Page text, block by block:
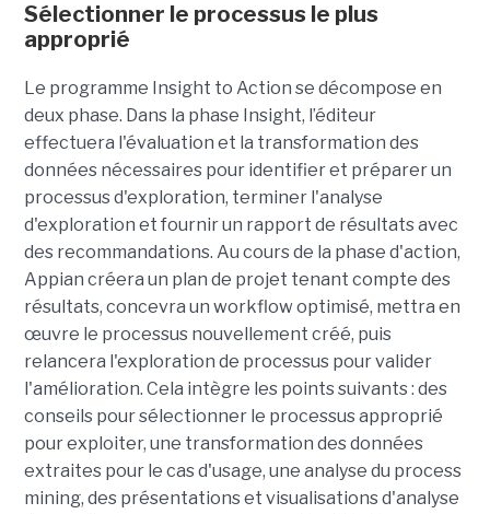
Sélectionner le processus le plus
approprié
Le programme Insight to Action se décompose en
deux phase. Dans la phase Insight, l’éditeur
effectuera l'évaluation et la transformation des
données nécessaires pour identifier et préparer un
processus d'exploration, terminer l'analyse
d'exploration et fournir un rapport de résultats avec
des recommandations. Au cours de la phase d'action,
Appian créera un plan de projet tenant compte des
résultats, concevra un workflow optimisé, mettra en
œuvre le processus nouvellement créé, puis
relancera l'exploration de processus pour valider
l'amélioration. Cela intègre les points suivants : des
conseils pour sélectionner le processus approprié
pour exploiter, une transformation des données
extraites pour le cas d'usage, une analyse du process
mining, des présentations et visualisations d'analyse